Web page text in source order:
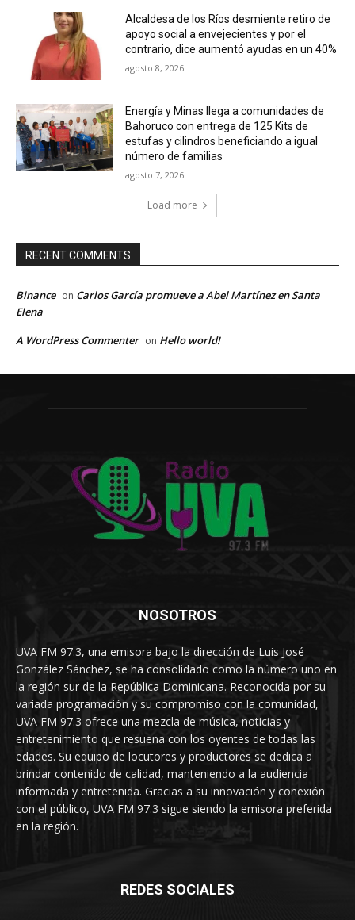
Alcaldesa de los Ríos desmiente retiro de
apoyo social a envejecientes y por el
contrario, dice aumentó ayudas en un 40%
agosto 8, 2026
Energía y Minas llega a comunidades de
Bahoruco con entrega de 125 Kits de
estufas y cilindros beneficiando a igual
número de familias
agosto 7, 2026
Load more
RECENT COMMENTS
Binance on Carlos García promueve a Abel Martínez en Santa
Elena
A WordPress Commenter on Hello world!
NOSOTROS
UVA FM 97.3, una emisora bajo la dirección de Luis José
González Sánchez, se ha consolidado como la número uno en
la región sur de la República Dominicana. Reconocida por su
variada programación y su compromiso con la comunidad,
UVA FM 97.3 ofrece una mezcla de música, noticias y
entretenimiento que resuena con los oyentes de todas las
edades. Su equipo de locutores y productores se dedica a
brindar contenido de calidad, manteniendo a la audiencia
informada y entretenida. Gracias a su innovación y conexión
con el público, UVA FM 97.3 sigue siendo la emisora preferida
en la región.
REDES SOCIALES